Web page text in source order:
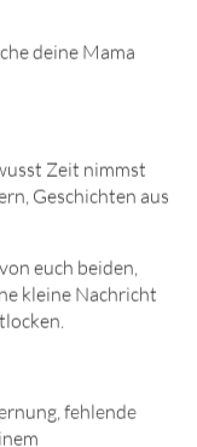
deine Mama
Zeit nimmst
Geschichten aus
euch beiden,
kleine Nachricht
fehlende